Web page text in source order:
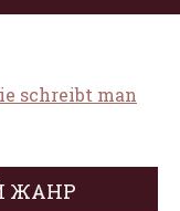
schreibt man
ЖАНР